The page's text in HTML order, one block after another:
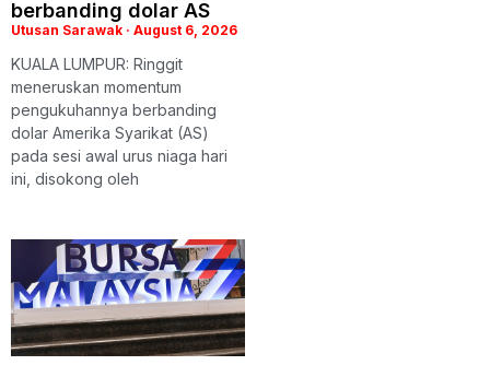
berbanding dolar AS
Utusan Sarawak August 6, 2026
KUALA LUMPUR: Ringgit
meneruskan momentum
pengukuhannya berbanding
dolar Amerika Syarikat (AS)
pada sesi awal urus niaga hari
ini, disokong oleh